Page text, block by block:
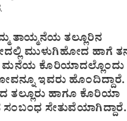
ತಾಯ್ಮನೆಯ ತಲ್ಲೂರಿನ
ಮುಳುಗಿಹೋದ ಹಾಗೆ
ಕೊರಿಯಾದಲ್ಲೊಂದು
ಇವರು ಹೊಂದಿದ್ದಾರೆ.
ತಲ್ಲೂರು ಹಾಗೂ ಕೊರಿಯಾ
ಸೇತುವೆಯಾಗಿದ್ದಾರೆ.